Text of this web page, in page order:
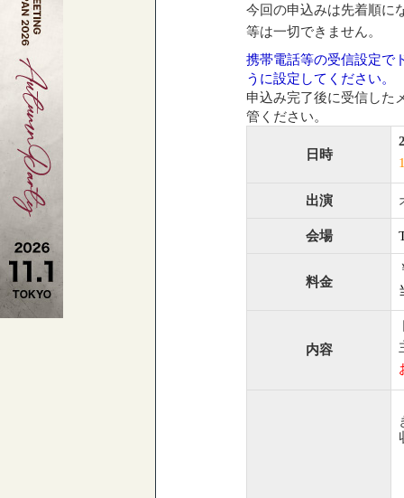
今回の申込みは先着順に
等は一切できません。
携帯電話等の受信設定で
うに設定してください。
申込み完了後に受信した
管ください。
日時
出演
会場
料金
内容